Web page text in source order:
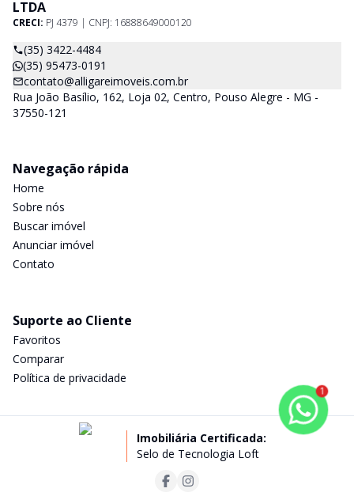
LTDA
CRECI: PJ 4379 | CNPJ: 16888649000120
(35) 3422-4484
(35) 95473-0191
contato@alligareimoveis.com.br
Rua João Basílio, 162, Loja 02, Centro, Pouso Alegre - MG -
37550-121
Navegação rápida
Home
Sobre nós
Buscar imóvel
Anunciar imóvel
Contato
Suporte ao Cliente
Favoritos
Comparar
Política de privacidade
Imobiliária Certificada:
Selo de Tecnologia Loft
1